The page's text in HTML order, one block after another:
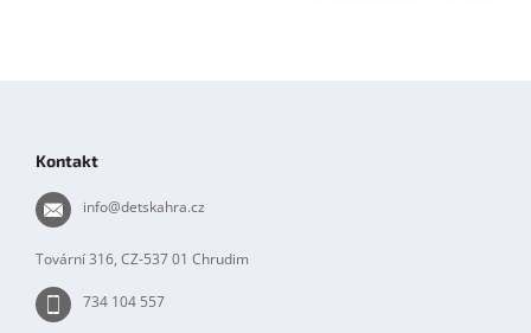
Kontakt
info@detskahra.cz
Tovární 316, CZ-537 01 Chrudim
734 104 557